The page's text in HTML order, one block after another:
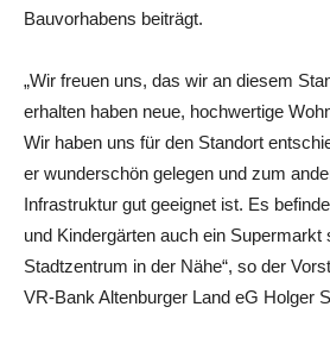
Bauvorhabens beiträgt.
„Wir freuen uns, das wir an diesem
erhalten haben neue, hochwertige
Wir haben uns für den Standort
er wunderschön gelegen und zum
Infrastruktur gut geeignet ist. Es
und Kindergärten auch ein
Stadtzentrum in der Nähe“, so der
VR-Bank Altenburger Land eG Holger